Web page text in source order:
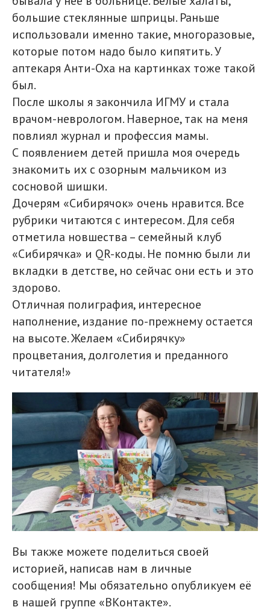
большие стеклянные шприцы. Раньше
использовали именно такие, многоразовые,
которые потом надо было кипятить. У
аптекаря Анти-Оха на картинках тоже такой
был.
После школы я закончила ИГМУ и стала
врачом-неврологом. Наверное, так на меня
повлиял журнал и профессия мамы.
С появлением детей пришла моя очередь
знакомить их с озорным мальчиком из
сосновой шишки.
Дочерям «Сибирячок» очень нравится. Все
рубрики читаются с интересом. Для себя
отметила новшества – семейный клуб
«Сибирячка» и QR-коды. Не помню были ли
вкладки в детстве, но сейчас они есть и это
здорово.
Отличная полиграфия, интересное
наполнение, издание по-прежнему остается
на высоте. Желаем «Сибирячку»
процветания, долголетия и преданного
читателя!»
Вы также можете поделиться своей
историей, написав нам в личные
сообщения! Мы обязательно опубликуем её
в нашей группе «ВКонтакте».